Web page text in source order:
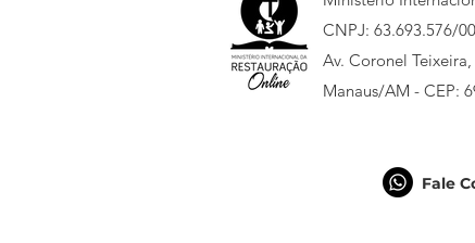
CNPJ: 63.693.576/
Av. Coronel
Manaus/AM - CEP:
Fale